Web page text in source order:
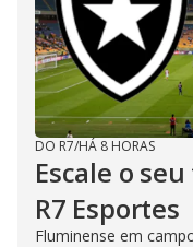
DO R7/HÁ 8 HORAS
Escale o
R7 Esportes
Fluminense em